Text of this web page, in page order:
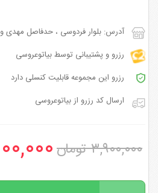
آدرس: بلوار فردوسی ، حدفاصل مهدی
رزرو و پشتیبانی توسط بیاتوعروسی
رزرو این مجموعه قابلیت کنسلی دارد
ارسال کد رزرو از بیاتوعروسی
۳,۹۰۰,۰۰۰ تومان